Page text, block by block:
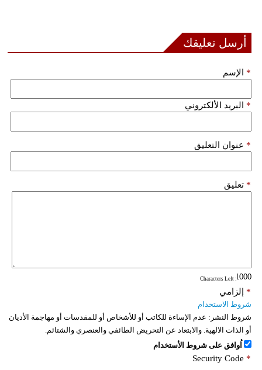
أرسل تعليقك
الإسم *
البريد الألكتروني *
عنوان التعليق *
تعليق *
: Characters Left
إلزامي *
شروط الاستخدام
شروط النشر: عدم الإساءة للكاتب أو للأشخاص أو للمقدسات أو مهاجمة الأديان
أو الذات الالهية. والابتعاد عن التحريض الطائفي والعنصري والشتائم.
اُوافق على شروط الأستخدام
Security Code *